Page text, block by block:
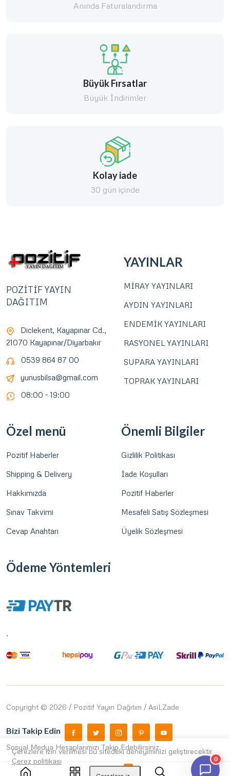
Anında Faturalandırma
Büyük Fırsatlar
Büyük İndirimler
Kolay iade
30 gün içinde
POZİTİF YAYIN
DAĞITIM
Diclekent, Kayapınar Cd.,
21070 Kayapınar/Diyarbakır
0539 864 87 00
yunusbilsa@gmail.com
08:00 - 19:00
YAYINLAR
MİRAY YAYINLARI
AYDIN YAYINLARI
ENDEMİK YAYINLARI
RASYONEL YAYINLARI
SUPARA YAYINLARI
TOPRAK YAYINLARI
Özel menü
Pozitif Haberler
Shipping & Delivery
Hakkımızda
Sınav Takvimi
Cevap Anahtarı
Önemli Bilgiler
Gizlilik Politikası
İade Koşulları
Pozitif Haberler
Mesafeli Satış Sözleşmesi
Üyelik Sözleşmesi
Ödeme Yöntemleri
.
Copyright © 2026 / Pozitif Yayın Dağıtım / AsiLZade
Bizi Takip Edin
Sosyal Medya Hesaplarımızı Takip Edebilirsiniz.
0
0
Çerezlere izin verilmesi bu sitedeki deneyiminizi geliştirecektir
Çerez politikası